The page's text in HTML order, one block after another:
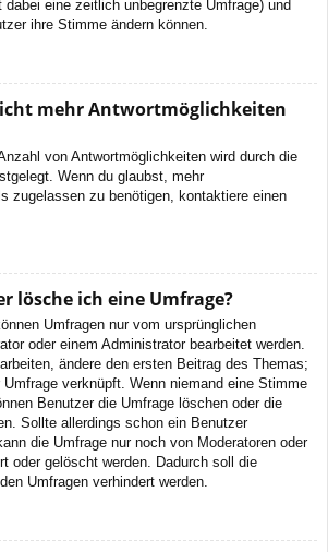
dabei eine zeitlich unbegrenzte Umfrage) und
ihre Stimme ändern können.
mehr Antwortmöglichkeiten
von Antwortmöglichkeiten wird durch die
Wenn du glaubst, mehr
zugelassen zu benötigen, kontaktiere einen
lösche ich eine Umfrage?
Umfragen nur vom ursprünglichen
oder einem Administrator bearbeitet werden.
ändere den ersten Beitrag des Themas;
verknüpft. Wenn niemand eine Stimme
Benutzer die Umfrage löschen oder die
Sollte allerdings schon ein Benutzer
die Umfrage nur noch von Moderatoren oder
oder gelöscht werden. Dadurch soll die
Umfragen verhindert werden.